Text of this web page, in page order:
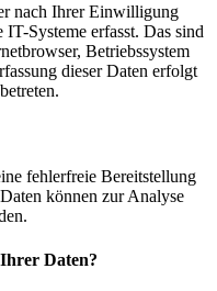
nach Ihrer Einwilligung
Systeme erfasst. Das sind
Betriebssystem
dieser Daten erfolgt
fehlerfreie Bereitstellung
können zur Analyse
Daten?